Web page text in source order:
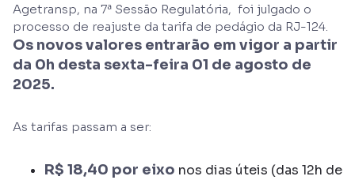
Agetransp, na 7ª Sessão Regulatória, foi julgado o
processo de reajuste da tarifa de pedágio da RJ-124.
Os novos valores entrarão em vigor a partir
da 0h desta sexta-feira 01 de agosto de
2025.
As tarifas passam a ser:
R$ 18,40 por eixo nos dias úteis (das 12h de